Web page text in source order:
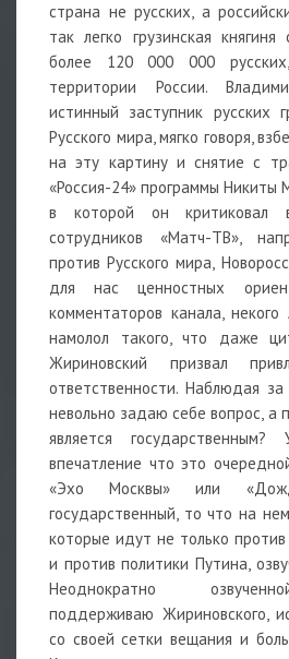
страна не русских, а
так легко грузинская
более 120 000 000
территории России.
истинный заступник русских
Русского мира, мягко говоря,
на эту картину и снятие с
«Россия-24» программы Никиты
в которой он критиковал
сотрудников «Матч-ТВ»,
против Русского мира,
для нас ценностных
комментаторов канала,
намолол такого, что даже
Жириновский призвал
ответственности. Наблюдая
невольно задаю себе вопрос, а
является
впечатление что это
«Эхо Москвы» или
государственный, то что на
которые идут не только
и против политики Путина,
Неоднократно
поддерживаю Жириновского,
со своей сетки вещания и